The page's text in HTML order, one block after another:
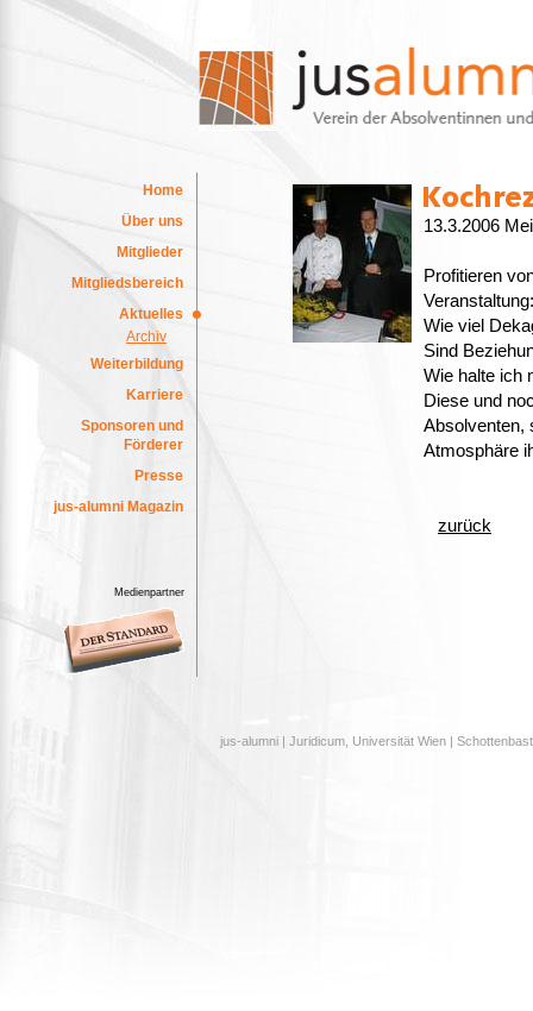
Home
Über uns
Mitglieder
Mitgliedsbereich
Aktuelles
Archiv
Weiterbildung
Karriere
Sponsoren und
Förderer
Presse
jus-alumni Magazin
Medienpartner
13.3.2006
Profitieren
Veranstaltung:
Wie viel
Sind
Wie halte ich
Diese und
Absolventen,
Atmosphäre
zurück
jus-alumni | Juridicum, Universität Wien |